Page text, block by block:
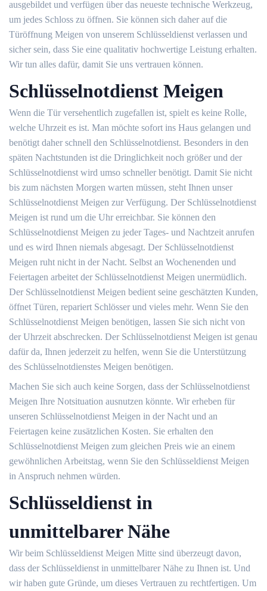
ausgebildet und verfügen über das neueste technische Werkzeug,
um jedes Schloss zu öffnen. Sie können sich daher auf die
Türöffnung Meigen von unserem Schlüsseldienst verlassen und
sicher sein, dass Sie eine qualitativ hochwertige Leistung erhalten.
Wir tun alles dafür, damit Sie uns vertrauen können.
Schlüsselnotdienst Meigen
Wenn die Tür versehentlich zugefallen ist, spielt es keine Rolle,
welche Uhrzeit es ist. Man möchte sofort ins Haus gelangen und
benötigt daher schnell den Schlüsselnotdienst. Besonders in den
späten Nachtstunden ist die Dringlichkeit noch größer und der
Schlüsselnotdienst wird umso schneller benötigt. Damit Sie nicht
bis zum nächsten Morgen warten müssen, steht Ihnen unser
Schlüsselnotdienst Meigen zur Verfügung. Der Schlüsselnotdienst
Meigen ist rund um die Uhr erreichbar. Sie können den
Schlüsselnotdienst Meigen zu jeder Tages- und Nachtzeit anrufen
und es wird Ihnen niemals abgesagt. Der Schlüsselnotdienst
Meigen ruht nicht in der Nacht. Selbst an Wochenenden und
Feiertagen arbeitet der Schlüsselnotdienst Meigen unermüdlich.
Der Schlüsselnotdienst Meigen bedient seine geschätzten Kunden,
öffnet Türen, repariert Schlösser und vieles mehr. Wenn Sie den
Schlüsselnotdienst Meigen benötigen, lassen Sie sich nicht von
der Uhrzeit abschrecken. Der Schlüsselnotdienst Meigen ist genau
dafür da, Ihnen jederzeit zu helfen, wenn Sie die Unterstützung
des Schlüsselnotdienstes Meigen benötigen.
Machen Sie sich auch keine Sorgen, dass der Schlüsselnotdienst
Meigen Ihre Notsituation ausnutzen könnte. Wir erheben für
unseren Schlüsselnotdienst Meigen in der Nacht und an
Feiertagen keine zusätzlichen Kosten. Sie erhalten den
Schlüsselnotdienst Meigen zum gleichen Preis wie an einem
gewöhnlichen Arbeitstag, wenn Sie den Schlüsseldienst Meigen
in Anspruch nehmen würden.
Schlüsseldienst in
unmittelbarer Nähe
Wir beim Schlüsseldienst Meigen Mitte sind überzeugt davon,
dass der Schlüsseldienst in unmittelbarer Nähe zu Ihnen ist. Und
wir haben gute Gründe, um dieses Vertrauen zu rechtfertigen. Um